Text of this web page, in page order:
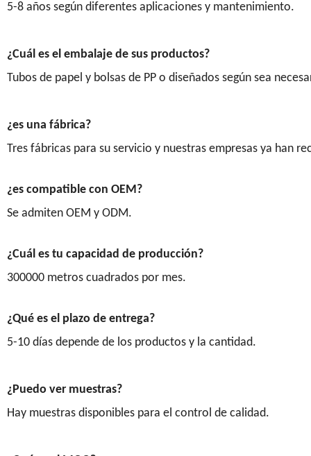
5-8 años según diferentes aplicaciones y mantenimiento.
¿Cuál es el embalaje de sus productos?
Tubos de papel y bolsas de PP o diseñados según sea
¿es una fábrica?
Tres fábricas para su servicio y nuestras empresas ya han
¿es compatible con OEM?
Se admiten OEM y ODM.
¿Cuál es tu capacidad de producción?
300000 metros cuadrados por mes.
¿Qué es el plazo de entrega?
5-10 días depende de los productos y la cantidad.
¿Puedo ver muestras?
Hay muestras disponibles para el control de calidad.